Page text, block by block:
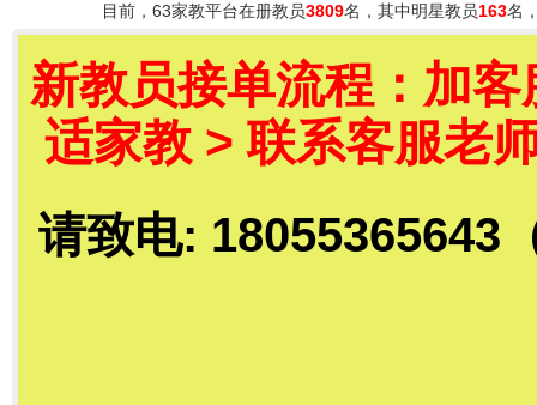
目前，63家教平台在册教员3809名，其中明星教员163名
新教员接单流程：加
适家教 > 联系客服老
请致电: 18055365643